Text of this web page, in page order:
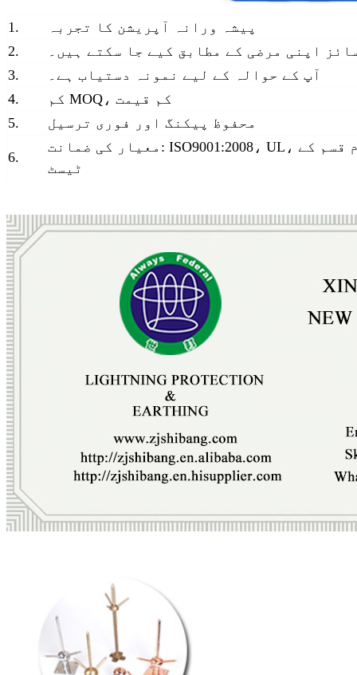
1.
پیشہ ورانہ آپریشن کا تجربہ
2.
اپنی مرضی کے مطابق کیے جا سکتے ہیں۔
3.
آپ کے حوالہ کے لیے نمونہ دستیاب ہے۔
4.
کم MOQ، کم قیمت
5.
محفوظ پیکنگ اور فوری ترسیل
6.
معیار کی ضمانت: ISO9001:2008، UL، تمام قسم کے
ٹیسٹ